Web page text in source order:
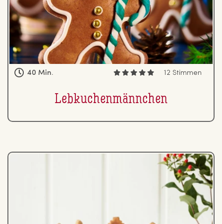
40 Min. 12 Stimmen
Leb­ku­chen­männ­chen